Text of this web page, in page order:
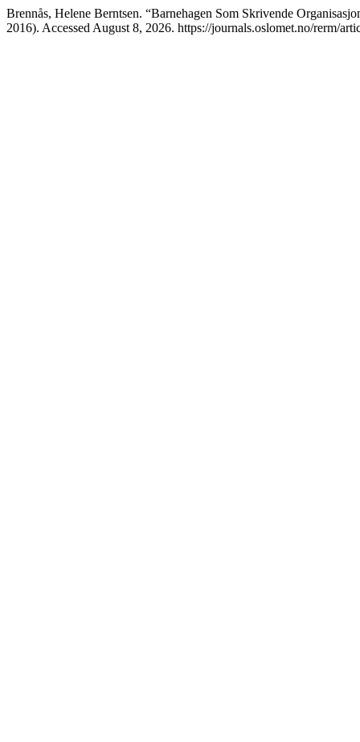
Brennås, Helene Berntsen. “Barnehagen Som Skrivende
2016). Accessed August 8, 2026. https://journals.oslomet.no/rerm/